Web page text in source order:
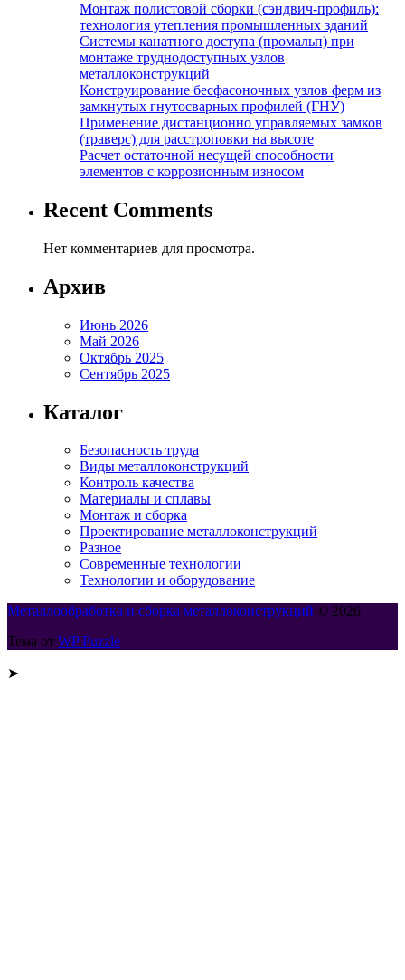
Монтаж полистовой сборки (сэндвич-профиль):
технология утепления промышленных зданий
Системы канатного доступа (промальп) при
монтаже труднодоступных узлов
металлоконструкций
Конструирование бесфасоночных узлов ферм из
замкнутых гнутосварных профилей (ГНУ)
Применение дистанционно управляемых замков
(траверс) для расстроповки на высоте
Расчет остаточной несущей способности
элементов с коррозионным износом
Recent Comments
Нет комментариев для просмотра.
Архив
Июнь 2026
Май 2026
Октябрь 2025
Сентябрь 2025
Каталог
Безопасность труда
Виды металлоконструкций
Контроль качества
Материалы и сплавы
Монтаж и сборка
Проектирование металлоконструкций
Разное
Современные технологии
Технологии и оборудование
Металлообработка и сборка металлоконструкций © 2026
Тема от WP Puzzle
➤